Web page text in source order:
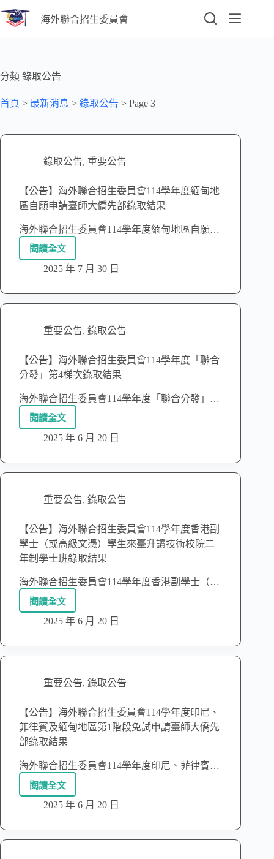
海外聯合招生委員會
分類 錄取公告
首頁 > 最新消息 > 錄取公告 > Page 3
錄取公告, 重要公告
【公告】海外聯合招生委員會114學年度緬甸地
區自願申請臺師大僑先部錄取結果
海外聯合招生委員會114學年度緬甸地區自願…
閱讀全文
2025 年 7 月 30 日
重要公告, 錄取公告
【公告】海外聯合招生委員會114學年度「聯合
分發」第4梯次錄取結果
海外聯合招生委員會114學年度「聯合分發」…
閱讀全文
2025 年 6 月 20 日
重要公告, 錄取公告
【公告】海外聯合招生委員會114學年度香港副
學士（或高級文憑）學生來臺升讀技術校院二
年制學士班錄取結果
海外聯合招生委員會114學年度香港副學士（…
閱讀全文
2025 年 6 月 20 日
重要公告, 錄取公告
【公告】海外聯合招生委員會114學年度印尼、
菲律賓及緬甸地區第1階段免試申請臺師大僑先
部錄取結果
海外聯合招生委員會114學年度印尼、菲律賓…
閱讀全文
2025 年 6 月 20 日